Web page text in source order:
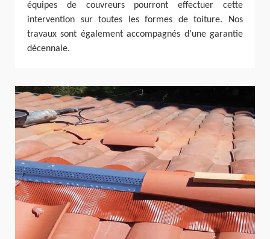
équipes de couvreurs pourront effectuer cette
intervention sur toutes les formes de toiture. Nos
travaux sont également accompagnés d’une garantie
décennale.